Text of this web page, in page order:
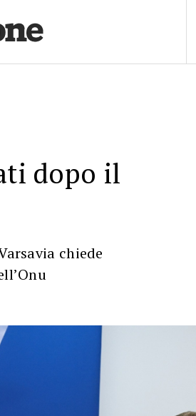
dopo il
chiede